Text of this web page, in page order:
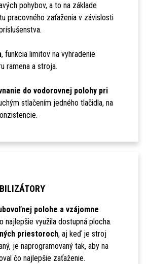
pohybov, a to na základe
pracovného zaťaženia v závislosti
, funkcia limitov na vyhradenie
ramena a stroja.
do vodorovnej polohy pri
stlačením jedného tlačidla, na
polohe a vzájomne
najlepšie využila dostupná plocha.
priestoroch, aj keď je stroj
je naprogramovaný tak, aby na
čo najlepšie zaťaženie.